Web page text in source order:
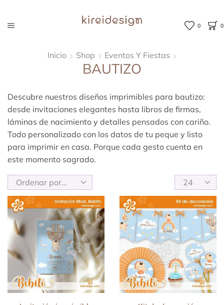
0 0
Inicio Shop Eventos Y Fiestas
BAUTIZO
Descubre nuestros diseños imprimibles para bautizo:
desde invitaciones elegantes hasta libros de firmas,
láminas de nacimiento y detalles pensados con cariño.
Todo personalizado con los datos de tu peque y listo
para imprimir en casa. Porque cada gesto cuenta en
este momento sagrado.